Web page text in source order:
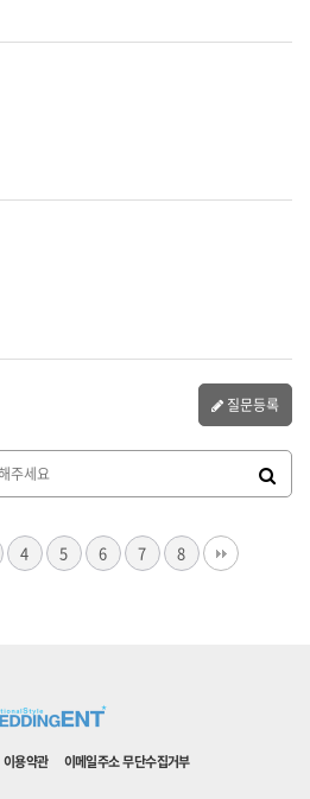
질문등록
4 5 6 7 8
이용약관 이메일주소 무단수집거부